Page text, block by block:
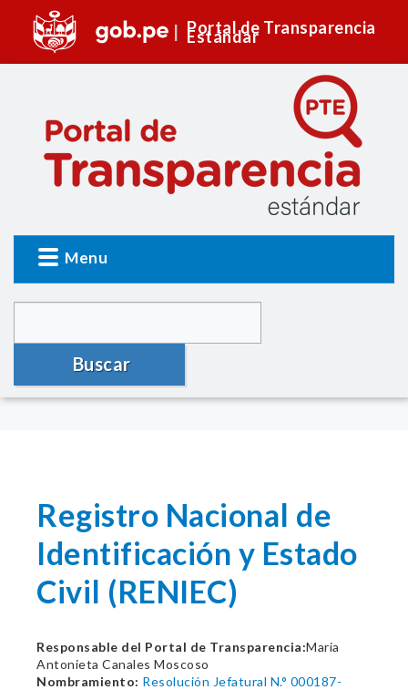
Portal de Transparencia
Estándar
Menu
Buscar
Registro Nacional de
Identificación y Estado
Civil (RENIEC)
Responsable del Portal de Transparencia:Maria
Antonieta Canales Moscoso
Nombramiento: Resolución Jefatural N.° 000187-